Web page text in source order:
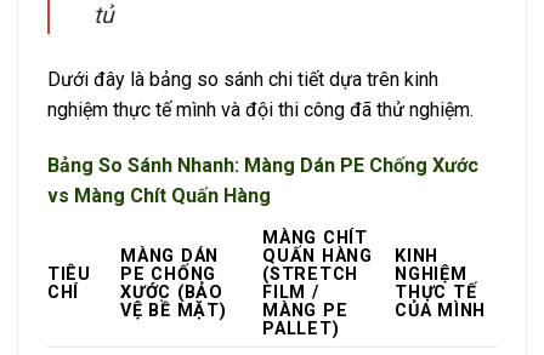
tủ
Dưới đây là bảng so sánh chi tiết dựa trên kinh
nghiệm thực tế mình và đội thi công đã thử nghiệm.
Bảng So Sánh Nhanh: Màng Dán PE Chống Xước
vs Màng Chít Quấn Hàng
TIÊU
CHÍ
MÀNG DÁN
PE CHỐNG
XƯỚC (BẢO
VỆ BỀ MẶT)
MÀNG CHÍT
QUẤN HÀNG
(STRETCH
FILM /
MÀNG PE
PALLET)
KINH
NGHIỆM
THỰC TẾ
CỦA MÌNH